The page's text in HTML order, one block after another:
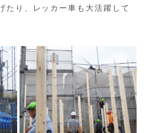
たり、レッカー車も大活躍して